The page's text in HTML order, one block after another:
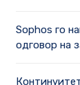
Sophos го
одговор на